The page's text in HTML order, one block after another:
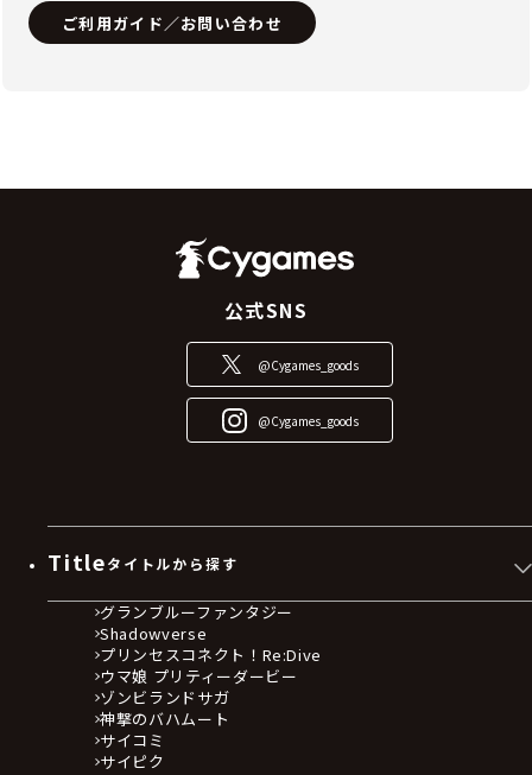
ご利用ガイド／お問い合わせ
公式SNS
@Cygames_goods
@Cygames_goods
Titleタイトルから探す
グランブルーファンタジー
Shadowverse
プリンセスコネクト！Re:Dive
ウマ娘 プリティーダービー
ゾンビランドサガ
神撃のバハムート
サイコミ
サイピク